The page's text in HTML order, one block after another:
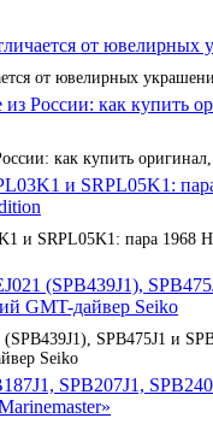
от ювелирных
как купить
и SRPL05K1: пара 1968
(SPB439J1), SPB475J1 и
Seiko